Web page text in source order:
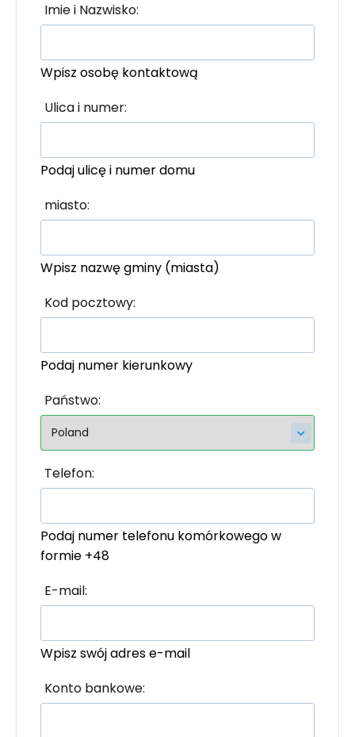
Imie i Nazwisko:
Wpisz osobę kontaktową
Ulica i numer:
Podaj ulicę i numer domu
miasto:
Wpisz nazwę gminy (miasta)
Kod pocztowy:
Podaj numer kierunkowy
Państwo:
Telefon:
Podaj numer telefonu komórkowego w
formie +48
E-mail:
Wpisz swój adres e-mail
Konto bankowe: